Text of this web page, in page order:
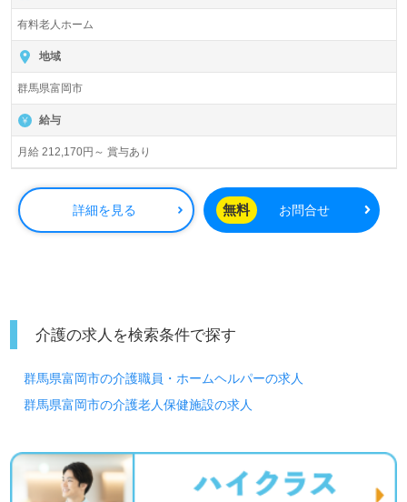
有料老人ホーム
地域
群馬県富岡市
給与
月給 212,170円～ 賞与あり
詳細を見る 無料 お問合せ
介護の求人を検索条件で探す
群馬県富岡市の介護職員・ホームヘルパーの求人
群馬県富岡市の介護老人保健施設の求人